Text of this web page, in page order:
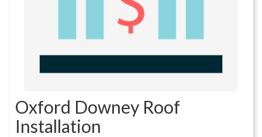
Oxford Downey Roof
Installation